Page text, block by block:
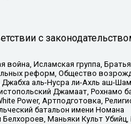
с
Исламская группа,
реформ, Общество
аль-Нусра ли-Ахль аш-
Джамаат, Рохнамо
Power, Артподготовка,
батальон имени Номана
Маньяки Культ